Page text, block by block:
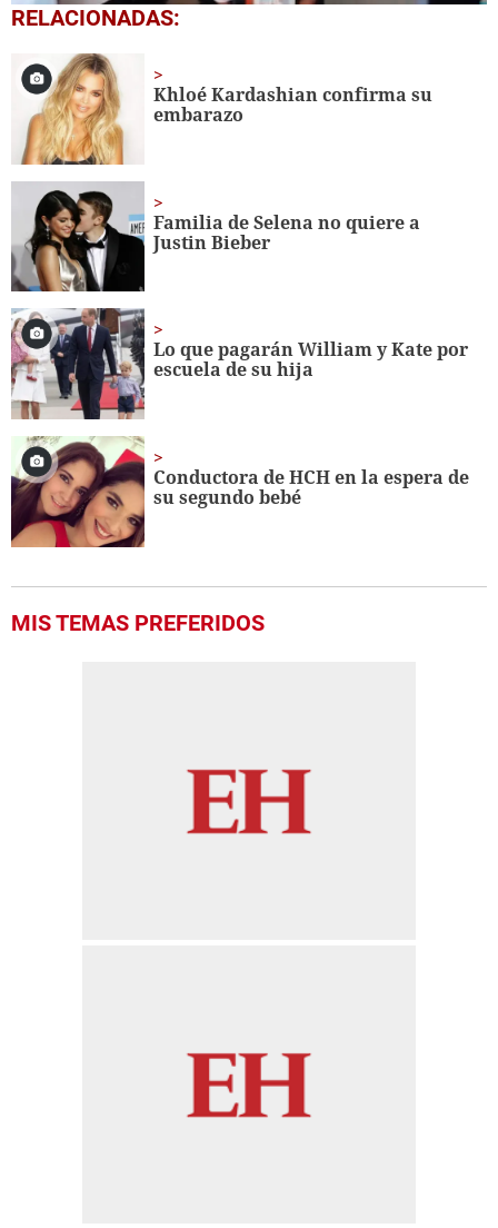
0
seconds
minute,
seconds
RELACIONADAS:
Khloé Kardashian confirma su
embarazo
Familia de Selena no quiere a
Justin Bieber
Lo que pagarán William y Kate por
escuela de su hija
Conductora de HCH en la espera de
su segundo bebé
MIS TEMAS PREFERIDOS